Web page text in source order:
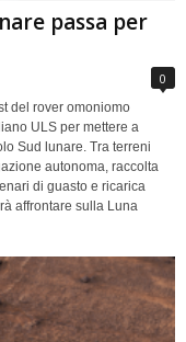
passa per
0
del rover omoniomo
ULS per mettere a
Sud lunare. Tra terreni
autonoma, raccolta
di guasto e ricarica
affrontare sulla Luna